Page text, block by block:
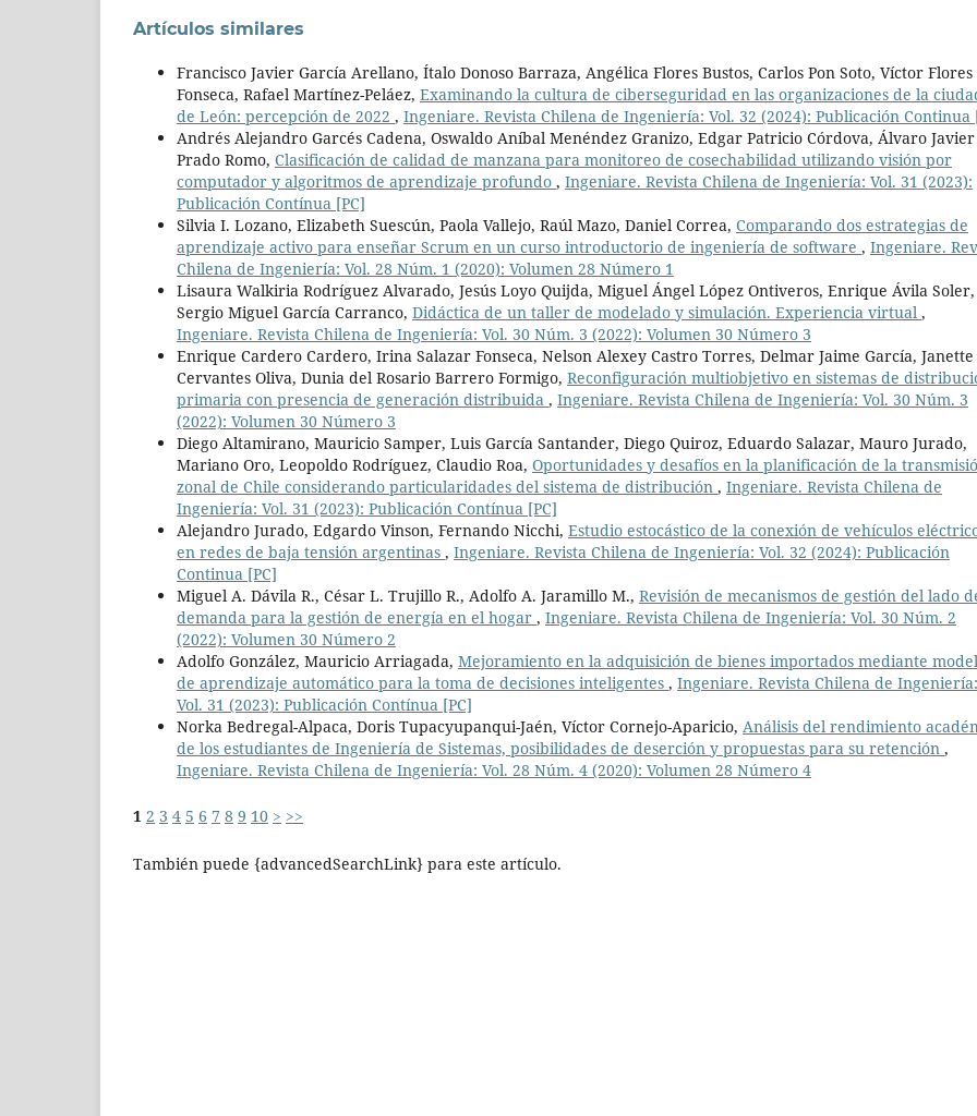
Artículos similares
Francisco Javier García Arellano, Ítalo Donoso Barraza, Angélica Flores Bustos, Carlos Pon Soto, Víctor Flores
Fonseca, Rafael Martínez-Peláez, Examinando la cultura de ciberseguridad en las organizaciones de la
de León: percepción de 2022 , Ingeniare. Revista Chilena de Ingeniería: Vol. 32 (2024): Publicación Continua
Andrés Alejandro Garcés Cadena, Oswaldo Aníbal Menéndez Granizo, Edgar Patricio Córdova, Álvaro Javier
Prado Romo, Clasificación de calidad de manzana para monitoreo de cosechabilidad utilizando visión por
computador y algoritmos de aprendizaje profundo , Ingeniare. Revista Chilena de Ingeniería: Vol. 31 (2023):
Publicación Contínua [PC]
Silvia I. Lozano, Elizabeth Suescún, Paola Vallejo, Raúl Mazo, Daniel Correa, Comparando dos estrategias de
aprendizaje activo para enseñar Scrum en un curso introductorio de ingeniería de software , Ingeniare.
Chilena de Ingeniería: Vol. 28 Núm. 1 (2020): Volumen 28 Número 1
Lisaura Walkiria Rodríguez Alvarado, Jesús Loyo Quijda, Miguel Ángel López Ontiveros, Enrique Ávila Soler,
Sergio Miguel García Carranco, Didáctica de un taller de modelado y simulación. Experiencia virtual ,
Ingeniare. Revista Chilena de Ingeniería: Vol. 30 Núm. 3 (2022): Volumen 30 Número 3
Enrique Cardero Cardero, Irina Salazar Fonseca, Nelson Alexey Castro Torres, Delmar Jaime García, Janette
Cervantes Oliva, Dunia del Rosario Barrero Formigo, Reconfiguración multiobjetivo en sistemas de
primaria con presencia de generación distribuida , Ingeniare. Revista Chilena de Ingeniería: Vol. 30 Núm. 3
(2022): Volumen 30 Número 3
Diego Altamirano, Mauricio Samper, Luis García Santander, Diego Quiroz, Eduardo Salazar, Mauro Jurado,
Mariano Oro, Leopoldo Rodríguez, Claudio Roa, Oportunidades y desafíos en la planificación de la
zonal de Chile considerando particularidades del sistema de distribución , Ingeniare. Revista Chilena de
Ingeniería: Vol. 31 (2023): Publicación Contínua [PC]
Alejandro Jurado, Edgardo Vinson, Fernando Nicchi, Estudio estocástico de la conexión de vehículos
en redes de baja tensión argentinas , Ingeniare. Revista Chilena de Ingeniería: Vol. 32 (2024): Publicación
Continua [PC]
Miguel A. Dávila R., César L. Trujillo R., Adolfo A. Jaramillo M., Revisión de mecanismos de gestión del lado
demanda para la gestión de energía en el hogar , Ingeniare. Revista Chilena de Ingeniería: Vol. 30 Núm. 2
(2022): Volumen 30 Número 2
Adolfo González, Mauricio Arriagada, Mejoramiento en la adquisición de bienes importados mediante
de aprendizaje automático para la toma de decisiones inteligentes , Ingeniare. Revista Chilena de Ingeniería:
Vol. 31 (2023): Publicación Contínua [PC]
Norka Bedregal-Alpaca, Doris Tupacyupanqui-Jaén, Víctor Cornejo-Aparicio, Análisis del rendimiento
de los estudiantes de Ingeniería de Sistemas, posibilidades de deserción y propuestas para su retención ,
Ingeniare. Revista Chilena de Ingeniería: Vol. 28 Núm. 4 (2020): Volumen 28 Número 4
1 2 3 4 5 6 7 8 9 10 > >>
También puede {advancedSearchLink} para este artículo.